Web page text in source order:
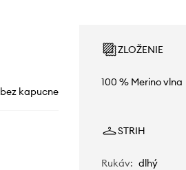
bez kapucne
ZLOŽENIE
100 % Merino vlna
STRIH
Rukáv: dlhý